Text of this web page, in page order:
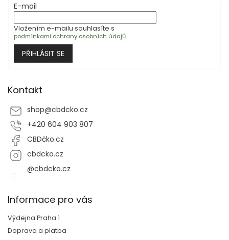
E-mail
Vložením e-mailu souhlasíte s
podmínkami ochrany osobních údajů
PŘIHLÁSIT SE
Kontakt
shop@cbdcko.cz
+420 604 903 807
CBDčko.cz
cbdcko.cz
@cbdcko.cz
Informace pro vás
Výdejna Praha 1
Doprava a platba